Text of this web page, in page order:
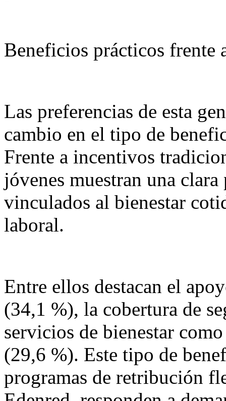
Beneficios prácticos frente
Las preferencias de esta
cambio en el tipo de
Frente a incentivos
jóvenes muestran una
vinculados al bienestar
laboral.
Entre ellos destacan el
(34,1 %), la cobertura de
servicios de bienestar
(29,6 %). Este tipo de
programas de retribución